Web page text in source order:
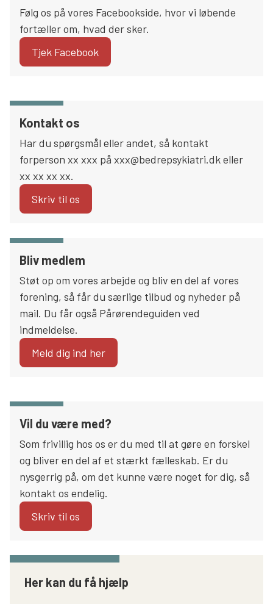
Følg os på vores Facebookside, hvor vi løbende
fortæller om, hvad der sker.
Tjek Facebook
Kontakt os
Har du spørgsmål eller andet, så kontakt
forperson xx xxx på xxx@bedrepsykiatri.dk eller
xx xx xx xx.
Skriv til os
Bliv medlem
Støt op om vores arbejde og bliv en del af vores
forening, så får du særlige tilbud og nyheder på
mail. Du får også Pårørendeguiden ved
indmeldelse.
Meld dig ind her
Vil du være med?
Som frivillig hos os er du med til at gøre en forskel
og bliver en del af et stærkt fælleskab. Er du
nysgerrig på, om det kunne være noget for dig, så
kontakt os endelig.
Skriv til os
Her kan du få hjælp